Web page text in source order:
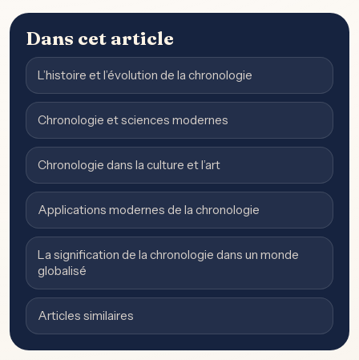
Dans cet article
L’histoire et l’évolution de la chronologie
Chronologie et sciences modernes
Chronologie dans la culture et l’art
Applications modernes de la chronologie
La signification de la chronologie dans un monde
globalisé
Articles similaires